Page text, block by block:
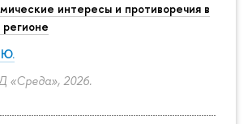
интересы и противоречия в
Ю.
«Среда», 2026.